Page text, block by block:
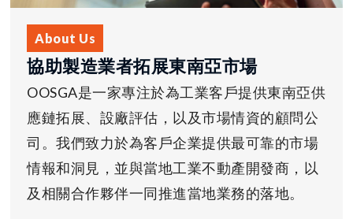
About Us
協助製造業者拓展東南亞市場
OOSGA是一家專注於為工業客戶提供東南亞供
應鏈拓展、設廠評估，以及市場情資的顧問公
司。我們致力於為客戶企業提供最可靠的市場
情報和洞見，並與當地工業不動產開發商，以
及相關合作夥伴一同推進當地業務的落地。